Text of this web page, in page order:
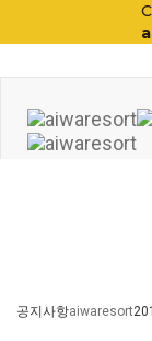
공지사항aiwaresort